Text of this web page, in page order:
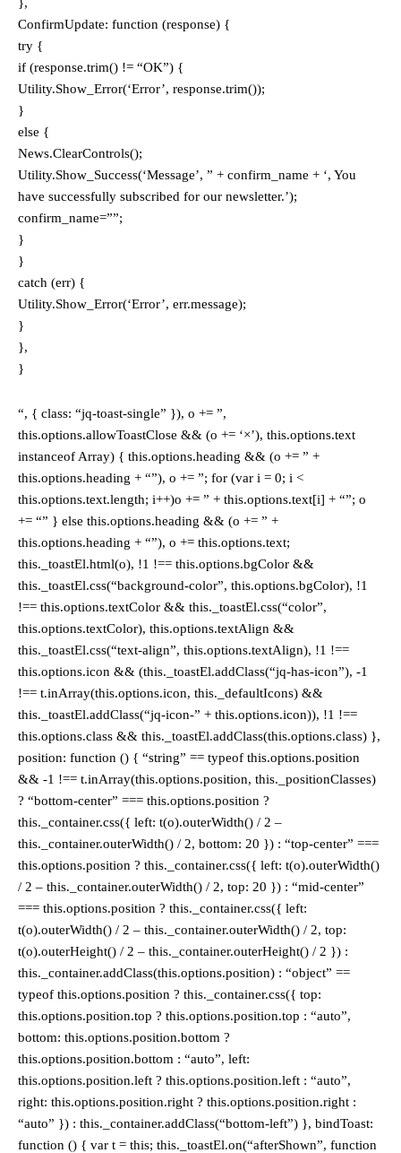
ConfirmUpdate: function (response) {
try {
if (response.trim() != “OK”) {
Utility.Show_Error(‘Error’, response.trim());
}
else {
News.ClearControls();
Utility.Show_Success(‘Message’, ” + confirm_name + ‘, You
have successfully subscribed for our newsletter.’);
confirm_name=””;
}
}
catch (err) {
Utility.Show_Error(‘Error’, err.message);
}
},
}
“, { class: “jq-toast-single” }), o += ”,
this.options.allowToastClose && (o += ‘×’), this.options.text
instanceof Array) { this.options.heading && (o += ” +
this.options.heading + “”), o += ”; for (var i = 0; i <
this.options.text.length; i++)o += ” + this.options.text[i] + “”; o
+= “” } else this.options.heading && (o += ” +
this.options.heading + “”), o += this.options.text;
this._toastEl.html(o), !1 !== this.options.bgColor &&
this._toastEl.css(“background-color”, this.options.bgColor), !1
!== this.options.textColor && this._toastEl.css(“color”,
this.options.textColor), this.options.textAlign &&
this._toastEl.css(“text-align”, this.options.textAlign), !1 !==
this.options.icon && (this._toastEl.addClass(“jq-has-icon”), -1
!== t.inArray(this.options.icon, this._defaultIcons) &&
this._toastEl.addClass(“jq-icon-” + this.options.icon)), !1 !==
this.options.class && this._toastEl.addClass(this.options.class) },
position: function () { “string” == typeof this.options.position
&& -1 !== t.inArray(this.options.position, this._positionClasses)
? “bottom-center” === this.options.position ?
this._container.css({ left: t(o).outerWidth() / 2 –
this._container.outerWidth() / 2, bottom: 20 }) : “top-center” ===
this.options.position ? this._container.css({ left: t(o).outerWidth()
/ 2 – this._container.outerWidth() / 2, top: 20 }) : “mid-center”
=== this.options.position ? this._container.css({ left:
t(o).outerWidth() / 2 – this._container.outerWidth() / 2, top:
t(o).outerHeight() / 2 – this._container.outerHeight() / 2 }) :
this._container.addClass(this.options.position) : “object” ==
typeof this.options.position ? this._container.css({ top:
this.options.position.top ? this.options.position.top : “auto”,
bottom: this.options.position.bottom ?
this.options.position.bottom : “auto”, left:
this.options.position.left ? this.options.position.left : “auto”,
right: this.options.position.right ? this.options.position.right :
“auto” }) : this._container.addClass(“bottom-left”) }, bindToast:
function () { var t = this; this._toastEl.on(“afterShown”, function